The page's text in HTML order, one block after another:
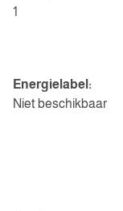
1
Energielabel:
Niet beschikbaar